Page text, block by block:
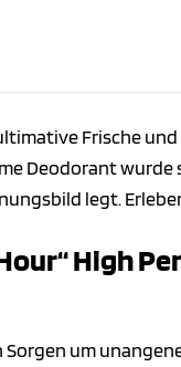
Frische
Deodorant
legt.
High
Sorgen um